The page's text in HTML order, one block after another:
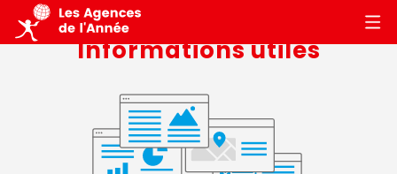
Informations utiles